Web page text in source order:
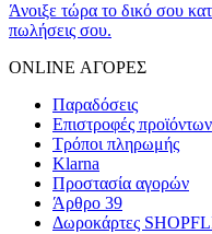
Άνοιξε τώρα το δικό σου
πωλήσεις σου.
ONLINE ΑΓΟΡΕΣ
Παραδόσεις
Επιστροφές προϊόντων
Τρόποι πληρωμής
Klarna
Προστασία αγορών
Άρθρο 39
Δωροκάρτες